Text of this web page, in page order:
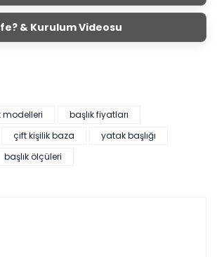
& Kurulum Videosu
modelleri
başlık fiyatları
çift kişilik baza
yatak başlığı
başlık ölçüleri